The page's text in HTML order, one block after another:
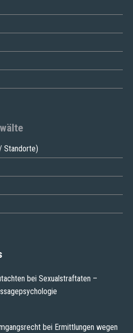
Standorte)
bei Sexualstraftaten –
bei Ermittlungen wegen